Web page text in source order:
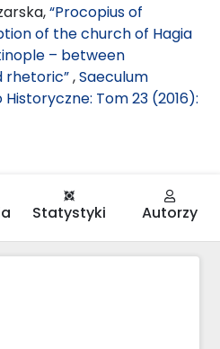
“Procopius of
of the church of Hagia
– between
rhetoric”,Saeculum
Tom 23 (2016):
Statystyki Autorzy